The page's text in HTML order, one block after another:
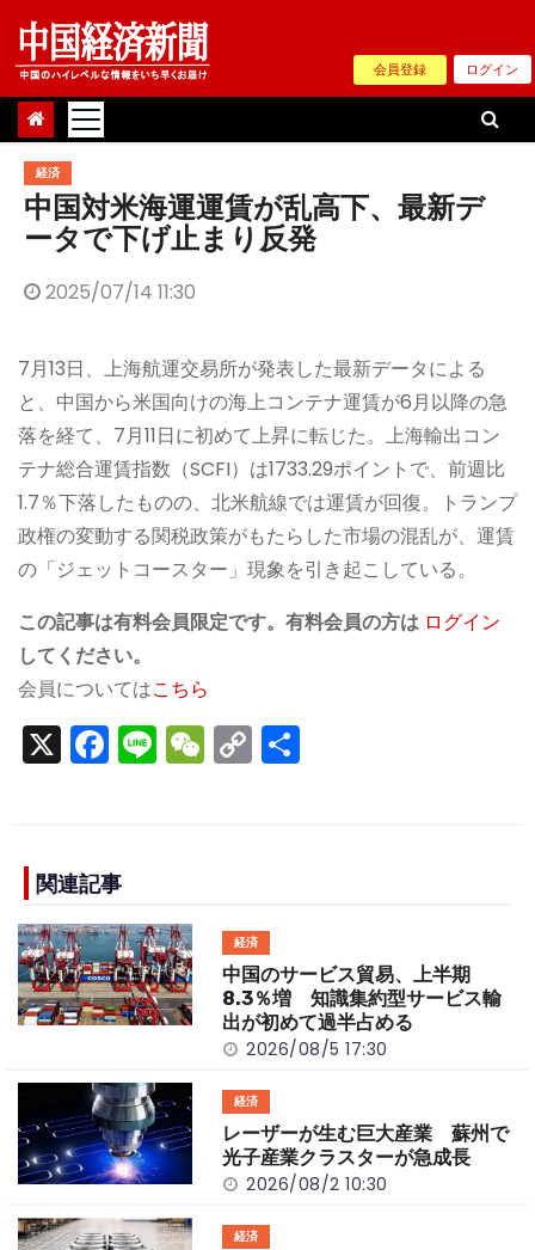
Skip
content
会員登録 ログイン
経済
中国対米海運運賃が乱高下、最新デ
ータで下げ止まり反発
2025/07/14 11:30
7月13日、上海航運交易所が発表した最新データによる
と、中国から米国向けの海上コンテナ運賃が6月以降の急
落を経て、7月11日に初めて上昇に転じた。上海輸出コン
テナ総合運賃指数（SCFI）は1733.29ポイントで、前週比
1.7％下落したものの、北米航線では運賃が回復。トランプ
政権の変動する関税政策がもたらした市場の混乱が、運賃
の「ジェットコースター」現象を引き起こしている。
この記事は有料会員限定です。有料会員の方は ログイン
してください。
会員についてはこちら
X F
a
e
b
o
o
k
Li
n
W
e
C
o
n
k
関連記事
経済
中国のサービス貿易、上半期
8.3％増 知識集約型サービス輸
出が初めて過半占める
2026/08/5 17:30
経済
レーザーが生む巨大産業 蘇州で
光子産業クラスターが急成長
2026/08/2 10:30
経済